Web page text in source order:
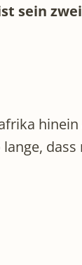
sein
hinein